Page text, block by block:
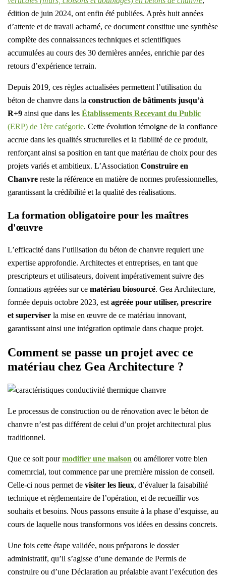
édition de juin 2024, ont enfin été publiées. Après huit années
d’attente et de travail acharné, ce document constitue une synthèse
complète des connaissances techniques et scientifiques
accumulées au cours des 30 dernières années, enrichie par des
retours d’expérience terrain.
Depuis 2019, ces règles actualisées permettent l’utilisation du
béton de chanvre dans la construction de bâtiments jusqu’à
R+9 ainsi que dans les Établissements Recevant du Public
(ERP) de 1ère catégorie. Cette évolution témoigne de la confiance
accrue dans les qualités structurelles et la fiabilité de ce produit,
renforçant ainsi sa position en tant que matériau de choix pour des
projets variés et ambitieux. L’Association Construire en
Chanvre reste la référence en matière de normes professionnelles,
garantissant la crédibilité et la qualité des réalisations.
La formation obligatoire pour les maîtres
d'œuvre
L’efficacité dans l’utilisation du béton de chanvre requiert une
expertise approfondie. Architectes et entreprises, en tant que
prescripteurs et utilisateurs, doivent impérativement suivre des
formations agréées sur ce matériau biosourcé. Gea Architecture,
formée depuis octobre 2023, estagréée pour utiliser, prescrire
et superviser la mise en œuvre de ce matériau innovant,
garantissant ainsi une intégration optimale dans chaque projet.
Comment se passe un projet avec ce
matériau chez Gea Architecture ?
Le processus de construction ou de rénovation avec le béton de
chanvre n’est pas différent de celui d’un projet architectural plus
traditionnel.
Que ce soit pourmodifier une maison ou améliorer votre bien
comemrcial, tout commence par une première mission de conseil.
Celle-ci nous permet de visiter les lieux, d’évaluer la faisabilité
technique et réglementaire de l’opération, et de recueillir vos
souhaits et besoins. Nous passons ensuite à la phase d’esquisse, au
cours de laquelle nous transformons vos idées en dessins concrets.
Une fois cette étape validée, nous préparons le dossier
administratif, qu’il s’agisse d’une demande de Permis de
construire ou d’une Déclaration au préalable avant l’exécution des